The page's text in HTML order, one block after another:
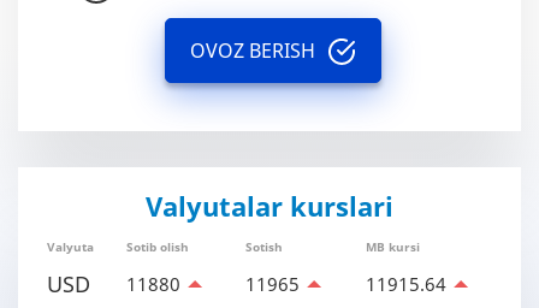
OVOZ BERISH
Valyutalar kurslari
Valyuta Sotib olish Sotish MB kursi
USD 11880 11965 11915.64